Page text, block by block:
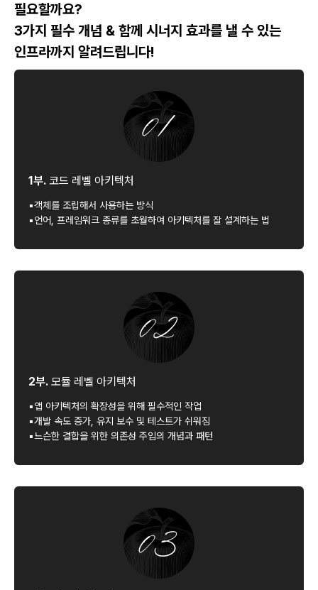
필요할까요?
3가지 필수 개념 & 함께 시너지 효과를 낼 수 있는
인프라까지 알려드립니다!
1부. 코드 레벨 아키텍처
▪객체를 조립해서 사용하는 방식
▪언어, 프레임워크 종류를 초월하여 아키텍처를 잘 설계하는 법
2부. 모듈 레벨 아키텍처
▪앱 아키텍처의 확장성을 위해 필수적인 작업
▪개발 속도 증가, 유지 보수 및 테스트가 쉬워짐
▪느슨한 결합을 위한 의존성 주입의 개념과 패턴